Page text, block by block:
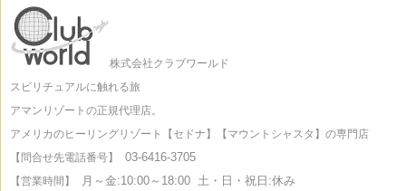
株式会社クラブワールド
スピリチュアルに触れる旅
アマンリゾートの正規代理店。
アメリカのヒーリングリゾート【セドナ】【マウントシャスタ】の専門店
【問合せ先電話番号】
03-6416-3705
【営業時間】 月～金:10:00～18:00 土・日・祝日:休み